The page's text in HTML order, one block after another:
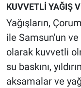
KUVVETLİ YAĞIŞ
Yağışların,
ile Samsun'un
olarak kuvvetli
su baskını,
aksamalar ve